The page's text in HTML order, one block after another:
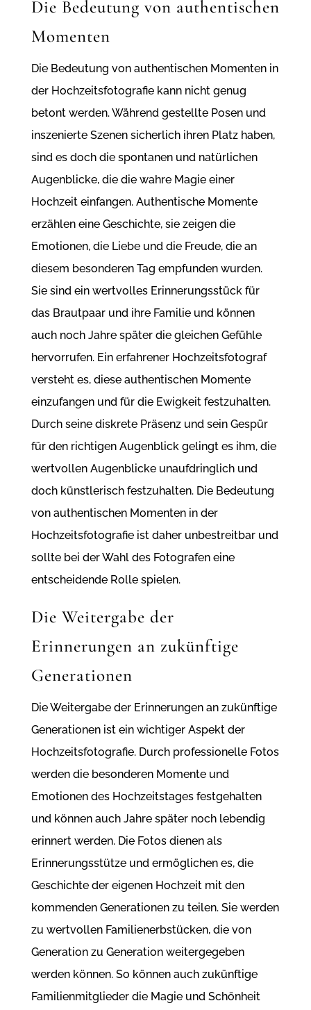
Die Bedeutung von authentischen
Momenten
Die Bedeutung von authentischen Momenten in
der Hochzeitsfotografie kann nicht genug
betont werden. Während gestellte Posen und
inszenierte Szenen sicherlich ihren Platz haben,
sind es doch die spontanen und natürlichen
Augenblicke, die die wahre Magie einer
Hochzeit einfangen. Authentische Momente
erzählen eine Geschichte, sie zeigen die
Emotionen, die Liebe und die Freude, die an
diesem besonderen Tag empfunden wurden.
Sie sind ein wertvolles Erinnerungsstück für
das Brautpaar und ihre Familie und können
auch noch Jahre später die gleichen Gefühle
hervorrufen. Ein erfahrener Hochzeitsfotograf
versteht es, diese authentischen Momente
einzufangen und für die Ewigkeit festzuhalten.
Durch seine diskrete Präsenz und sein Gespür
für den richtigen Augenblick gelingt es ihm, die
wertvollen Augenblicke unaufdringlich und
doch künstlerisch festzuhalten. Die Bedeutung
von authentischen Momenten in der
Hochzeitsfotografie ist daher unbestreitbar und
sollte bei der Wahl des Fotografen eine
entscheidende Rolle spielen.
Die Weitergabe der
Erinnerungen an zukünftige
Generationen
Die Weitergabe der Erinnerungen an zukünftige
Generationen ist ein wichtiger Aspekt der
Hochzeitsfotografie. Durch professionelle Fotos
werden die besonderen Momente und
Emotionen des Hochzeitstages festgehalten
und können auch Jahre später noch lebendig
erinnert werden. Die Fotos dienen als
Erinnerungsstütze und ermöglichen es, die
Geschichte der eigenen Hochzeit mit den
kommenden Generationen zu teilen. Sie werden
zu wertvollen Familienerbstücken, die von
Generation zu Generation weitergegeben
werden können. So können auch zukünftige
Familienmitglieder die Magie und Schönheit